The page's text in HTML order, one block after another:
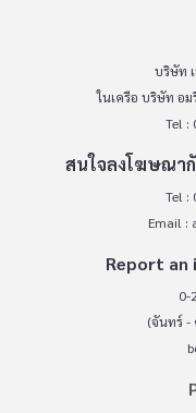
บริษัท
ในเครือ บริษัท อ
Tel :
สนใจลงโฆษณา
Tel :
Email :
Report an
0-
(จันทร์ -